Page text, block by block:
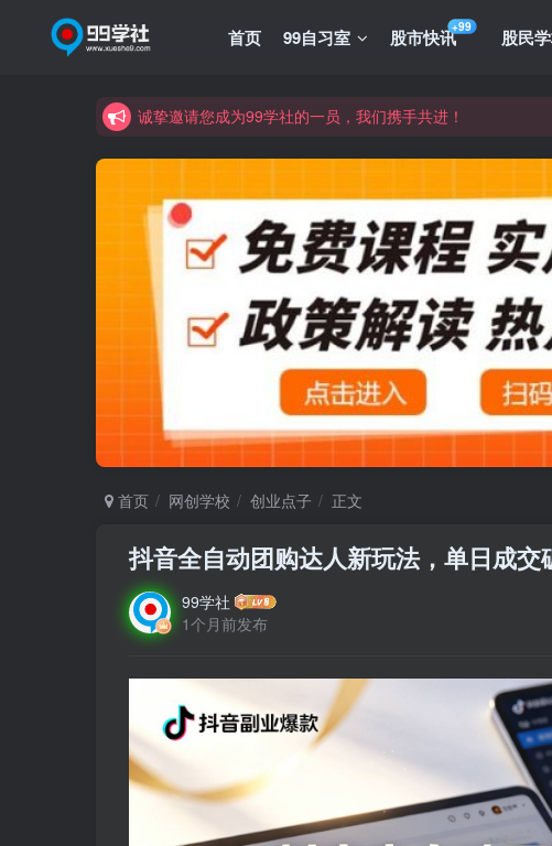
首页 99自习室 股市快讯+99 股民
诚挚邀请您成为99学社的一员，我们携手共进！
诚挚邀请您成为99学社的一员，我们携手共进！
学习路上不孤独，99学社与你同行！分享全网优质VIP资源
首页 网创学校 创业点子 正文
抖音全自动团购达人新玩法，单日成交
99学社
1个月前发布